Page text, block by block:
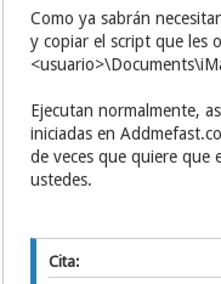
Como ya sabrán
y copiar el script que les
Ejecutan normalmente,
iniciadas en
de veces que quiere que
ustedes.
Cita: